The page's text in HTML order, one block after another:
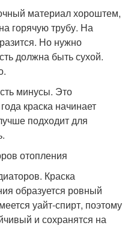
материал хороштем,
горячую трубу. На
Но нужно
должна быть сухой.
минусы. Это
краска начинает
подходит для
отопления
Краска
образуется ровный
уайт-спирт, поэтому
и сохранятся на